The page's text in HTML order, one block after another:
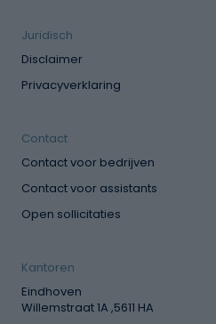
Juridisch
Disclaimer
Privacyverklaring
Contact
Contact voor bedrijven
Contact voor assistants
Open sollicitaties
Kantoren
Eindhoven
Willemstraat 1A ,5611 HA